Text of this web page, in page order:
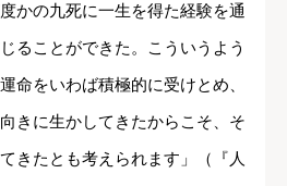
かの九死に一生を得た経験を通
ることができた。こういうよう
命をいわば積極的に受けとめ、
きに生かしてきたからこそ、そ
きたとも考えられます」（『人